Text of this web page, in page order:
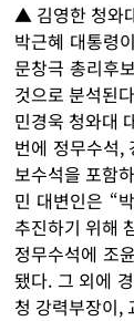
▲ 김영한 청와
박근혜 대통령
문창극 총리후
것으로 분석된
민경욱 청와대
번에 정무수석,
보수석을 포함
민 대변인은 “
추진하기 위해
정무수석에 조
됐다. 그 외에
청 강력부장이,